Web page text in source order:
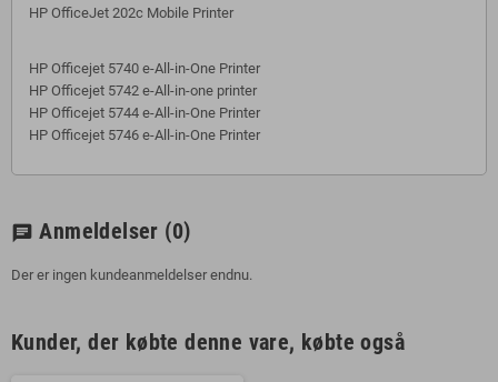
HP OfficeJet 202c Mobile Printer
HP Officejet 5740 e-All-in-One Printer
HP Officejet 5742 e-All-in-one printer
HP Officejet 5744 e-All-in-One Printer
HP Officejet 5746 e-All-in-One Printer
chat Anmeldelser (0)
Der er ingen kundeanmeldelser endnu.
Kunder, der købte denne vare, købte også